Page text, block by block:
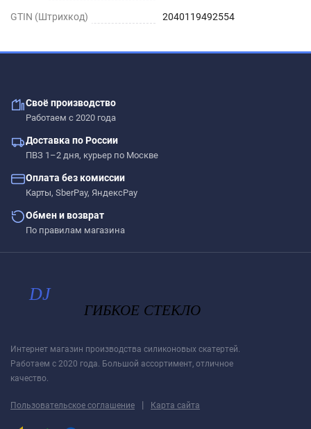
GTIN (Штрихкод) 2040119492554
Своё производство
Работаем с 2020 года
Доставка по России
ПВЗ 1–2 дня, курьер по Москве
Оплата без комиссии
Карты, SberPay, ЯндексPay
Обмен и возврат
По правилам магазина
Интернет магазин производства силиконовых скатертей.
Работаем с 2020 года. Большой ассортимент, отличное
качество.
Пользовательское соглашение | Карта сайта